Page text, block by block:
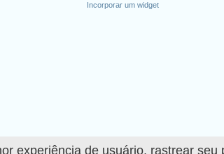
experiência de usuário, rastrear seu
Incorporar um widget